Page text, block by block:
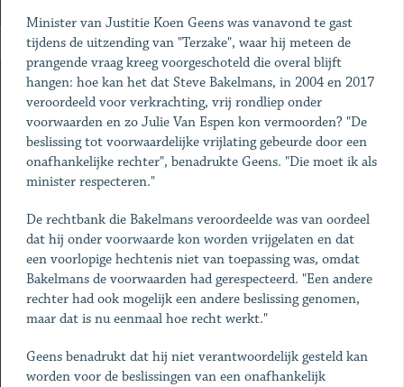
Minister van Justitie Koen Geens was vanavond te gast
tijdens de uitzending van "Terzake", waar hij meteen de
prangende vraag kreeg voorgeschoteld die overal blijft
hangen: hoe kan het dat Steve Bakelmans, in 2004 en 2017
veroordeeld voor verkrachting, vrij rondliep onder
voorwaarden en zo Julie Van Espen kon vermoorden? "De
beslissing tot voorwaardelijke vrijlating gebeurde door een
onafhankelijke rechter", benadrukte Geens. "Die moet ik als
minister respecteren."
De rechtbank die Bakelmans veroordeelde was van oordeel
dat hij onder voorwaarde kon worden vrijgelaten en dat
een voorlopige hechtenis niet van toepassing was, omdat
Bakelmans de voorwaarden had gerespecteerd. "Een andere
rechter had ook mogelijk een andere beslissing genomen,
maar dat is nu eenmaal hoe recht werkt."
Geens benadrukt dat hij niet verantwoordelijk gesteld kan
worden voor de beslissingen van een onafhankelijk